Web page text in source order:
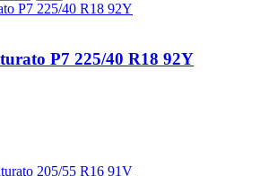
P7 225/40 R18 92Y